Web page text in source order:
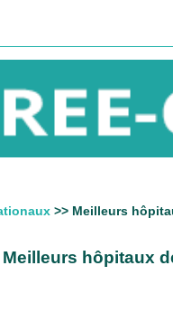
>> Meilleurs
Meilleurs hôpitaux